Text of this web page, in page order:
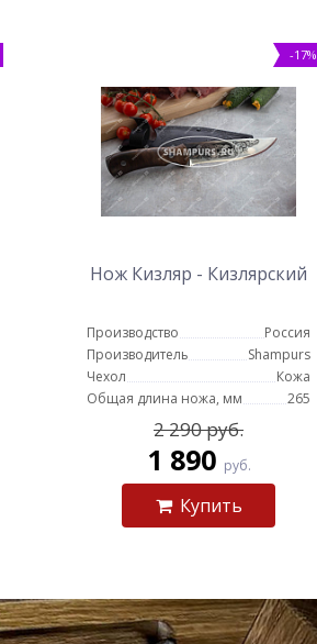
-17%
Нож Кизляр - Кизлярский
Производство
Россия
Производитель
Shampurs
Чехол
Кожа
Общая длина ножа, мм
265
2 290 руб.
1 890 руб.
Купить